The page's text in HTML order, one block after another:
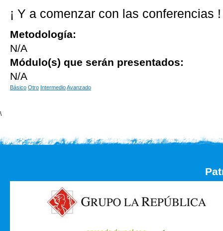
¡ Y a comenzar con las conferencias !
Metodología:
N/A
Módulo(s) que serán presentados:
N/A
Básico Otro IntermedioAvanzado
\